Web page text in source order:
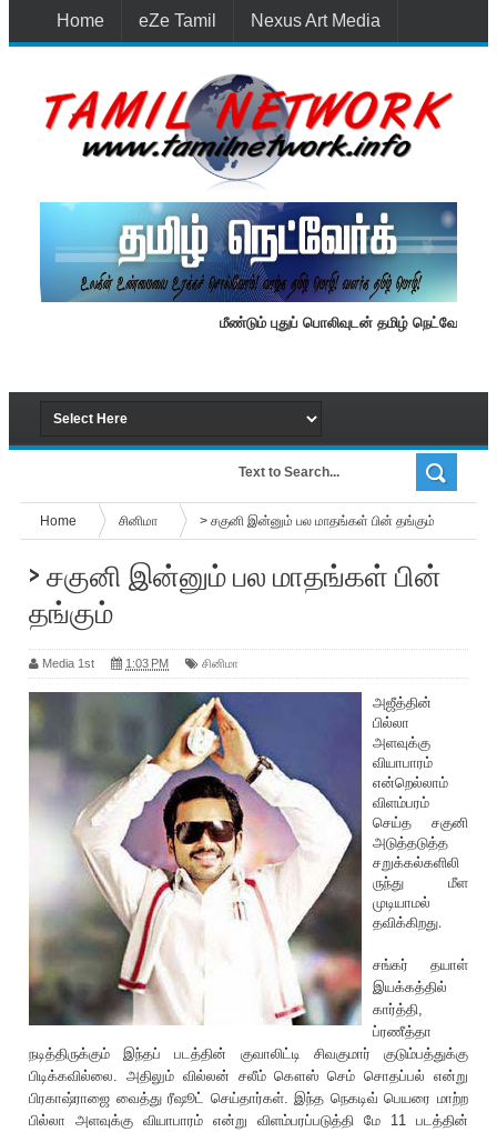
Home eZe Tamil Nexus Art Media
மீண்டும் புதுப் பொலிவுடன் தமிழ் நெட்வேர்க்.
Home சினிமா > சகுனி இன்னும் பல மாதங்கள் பின் தங்கும்
> சகுனி இன்னும் பல மாதங்கள் பின்
தங்கும்
Media 1st 1:03 PM சினிமா
அ‌‌ஜீத்தின்
பில்லா
அளவுக்கு
வியாபாரம்
என்றெல்லாம்
விளம்பரம்
செய்த சகுனி
அடுத்தடுத்த
சறுக்கல்களிலி
ருந்து மீள
முடியாமல்
தவிக்கிறது.
சங்கர் தயாள்
இயக்கத்தில்
கார்த்தி,
ப்ரணீத்தா
நடித்திருக்கும் இந்தப் படத்தின் குவாலிட்டி சிவகுமார் குடும்பத்துக்கு
பிடிக்கவில்லை. அதிலும் வில்லன் சலீம் கௌஸ் செம் சொதப்பல் என்று
பிரகாஷ்ராஜை வைத்து ‌ரீஷூட் செய்தார்கள். இந்த நெகடிவ் பெயரை மாற்ற
பில்லா அளவுக்கு வியாபாரம் என்று விளம்பரப்படுத்தி மே 11 படத்தின்